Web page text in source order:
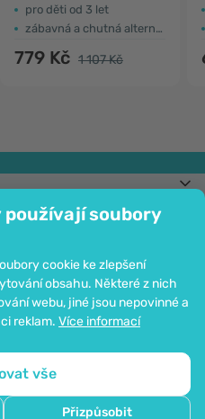
soubory
cookie ke zlepšení
obsahu. Některé z nich
webu, jiné jsou nepovinné a
reklam. Více informací
vše
Přizpůsobit
pro děti od 3 let
zábavná a chutná alternativa kapslí
779 Kč 1 107 Kč
údajů zaručena pomocí šifrování